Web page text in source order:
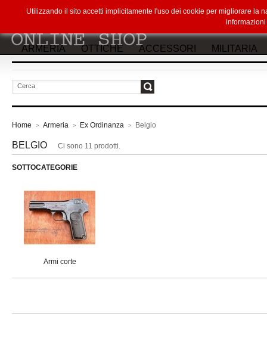
ARMERIA OTTICHE ACCESSORI MILITARIA
Home > Armeria > Ex Ordinanza > Belgio
BELGIO Ci sono 11 prodotti.
SOTTOCATEGORIE
Armi corte
Utilizzando il sito accetti implicitamente l'uso dei cookie per migliorare la
informazioni